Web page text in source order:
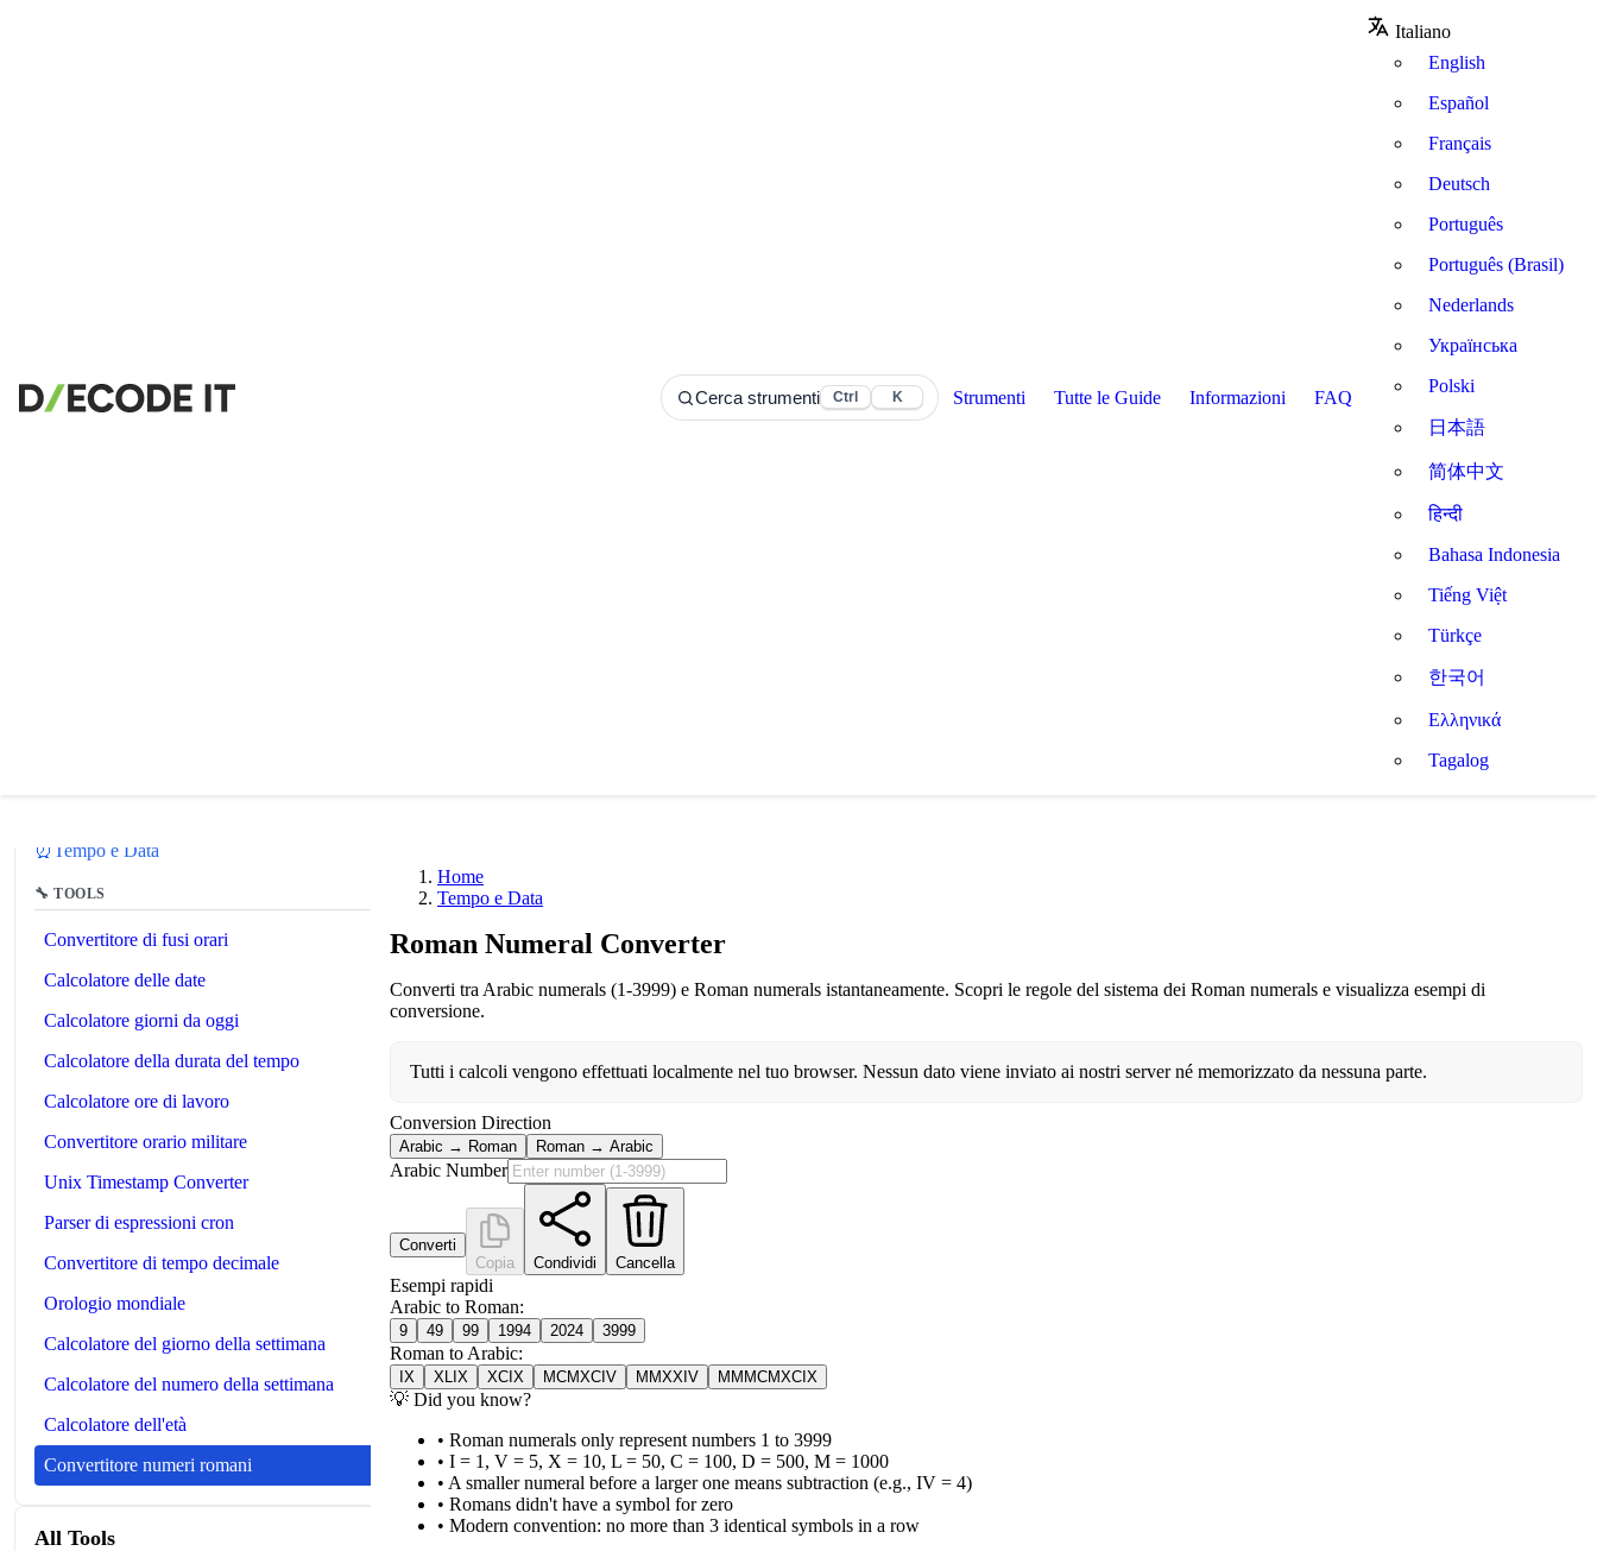
Cerca strumenti Ctrl K Strumenti Tutte le Guide Informazioni FAQ
Italiano
English
Español
Français
Deutsch
Português
Português (Brasil)
Nederlands
Українська
Polski
日本語
简体中文
हिन्दी
Bahasa Indonesia
Tiếng Việt
Türkçe
한국어
Ελληνικά
Tagalog
⏰ Tempo e Data
🔧 TOOLS
Convertitore di fusi orari
Calcolatore delle date
Calcolatore giorni da oggi
Calcolatore della durata del tempo
Calcolatore ore di lavoro
Convertitore orario militare
Unix Timestamp Converter
Parser di espressioni cron
Convertitore di tempo decimale
Orologio mondiale
Calcolatore del giorno della settimana
Calcolatore del numero della settimana
Calcolatore dell'età
Convertitore numeri romani
All Tools
Home
Tempo e Data
Roman Numeral Converter
Converti tra Arabic numerals (1-3999) e Roman numerals istantaneamente. Scopri le regole del sistema dei Roman numerals e visualizza esempi di
conversione.
Tutti i calcoli vengono effettuati localmente nel tuo browser. Nessun dato viene inviato ai nostri server né memorizzato da nessuna parte.
Conversion Direction
Arabic → Roman Roman → Arabic
Arabic Number
Converti
Copia
Condividi Cancella
Esempi rapidi
Arabic to Roman:
9 49 99 1994 2024 3999
Roman to Arabic:
IX XLIX XCIX MCMXCIV MMXXIV MMMCMXCIX
💡 Did you know?
• Roman numerals only represent numbers 1 to 3999
• I = 1, V = 5, X = 10, L = 50, C = 100, D = 500, M = 1000
• A smaller numeral before a larger one means subtraction (e.g., IV = 4)
• Romans didn't have a symbol for zero
• Modern convention: no more than 3 identical symbols in a row